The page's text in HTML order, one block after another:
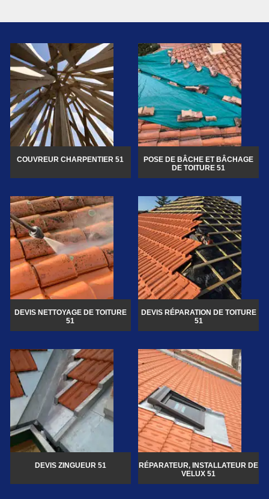
COUVREUR CHARPENTIER 51
POSE DE BÂCHE ET BÂCHAGE
DE TOITURE 51
DEVIS NETTOYAGE DE TOITURE
51
DEVIS RÉPARATION DE TOITURE
51
DEVIS ZINGUEUR 51
RÉPARATEUR, INSTALLATEUR DE
VELUX 51